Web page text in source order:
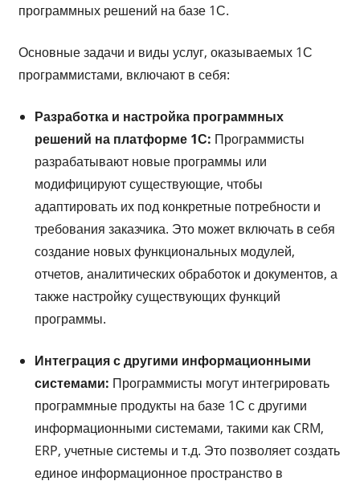
программных решений на базе 1С.
Основные задачи и виды услуг, оказываемых 1С
программистами, включают в себя:
Разработка и настройка программных
решений на платформе 1С: Программисты
разрабатывают новые программы или
модифицируют существующие, чтобы
адаптировать их под конкретные потребности и
требования заказчика. Это может включать в себя
создание новых функциональных модулей,
отчетов, аналитических обработок и документов, а
также настройку существующих функций
программы.
Интеграция с другими информационными
системами: Программисты могут интегрировать
программные продукты на базе 1С с другими
информационными системами, такими как CRM,
ERP, учетные системы и т.д. Это позволяет создать
единое информационное пространство в